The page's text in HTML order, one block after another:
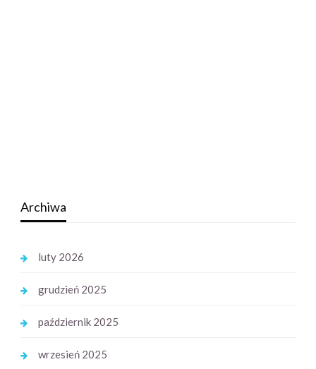
Archiwa
luty 2026
grudzień 2025
październik 2025
wrzesień 2025